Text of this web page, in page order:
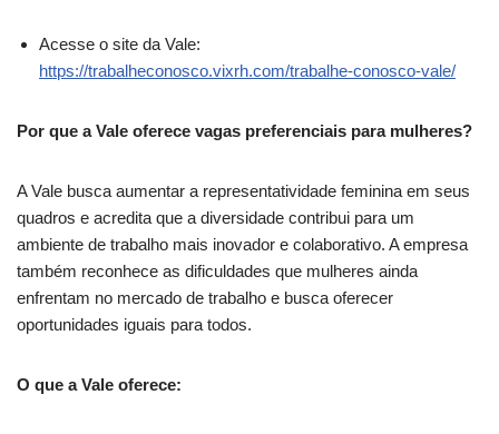
Acesse o site da Vale:
https://trabalheconosco.vixrh.com/trabalhe-conosco-vale/
Por que a Vale oferece vagas preferenciais para mulheres?
A Vale busca aumentar a representatividade feminina em seus
quadros e acredita que a diversidade contribui para um
ambiente de trabalho mais inovador e colaborativo. A empresa
também reconhece as dificuldades que mulheres ainda
enfrentam no mercado de trabalho e busca oferecer
oportunidades iguais para todos.
O que a Vale oferece: